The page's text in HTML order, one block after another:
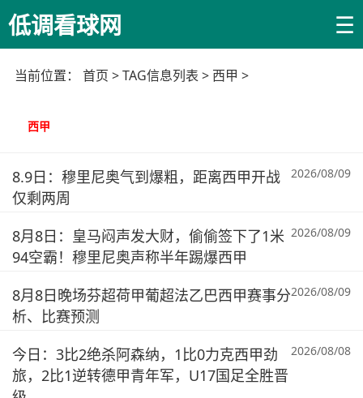
低调看球网 ☰
当前位置： 首页 > TAG信息列表 > 西甲 >
西甲
8.9日：穆里尼奥气到爆粗，距离西甲开战
仅剩两周
2026/08/09
8月8日：皇马闷声发大财，偷偷签下了1米
94空霸！穆里尼奥声称半年踢爆西甲
2026/08/09
8月8日晚场芬超荷甲葡超法乙巴西甲赛事分
析、比赛预测
2026/08/09
今日：3比2绝杀阿森纳，1比0力克西甲劲
旅，2比1逆转德甲青年军，U17国足全胜晋
2026/08/08